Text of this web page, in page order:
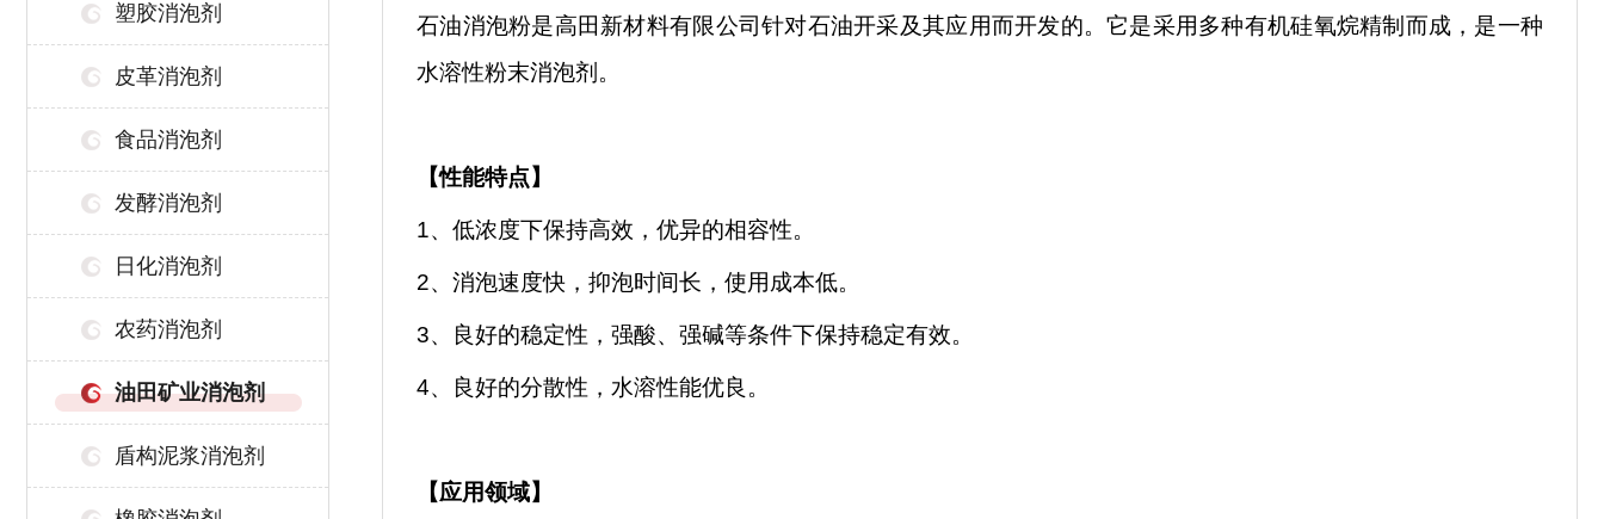
塑胶消泡剂
皮革消泡剂
食品消泡剂
发酵消泡剂
日化消泡剂
农药消泡剂
油田矿业消泡剂
盾构泥浆消泡剂
石油消泡粉是高田新材料有限公司针对石油开采及其应用而开发的。它是采用多种有机硅氧烷精制而成，是一种
水溶性粉末消泡剂。
【性能特点】
1、低浓度下保持高效，优异的相容性。
2、消泡速度快，抑泡时间长，使用成本低。
3、良好的稳定性，强酸、强碱等条件下保持稳定有效。
4、良好的分散性，水溶性能优良 。
【应用领域】